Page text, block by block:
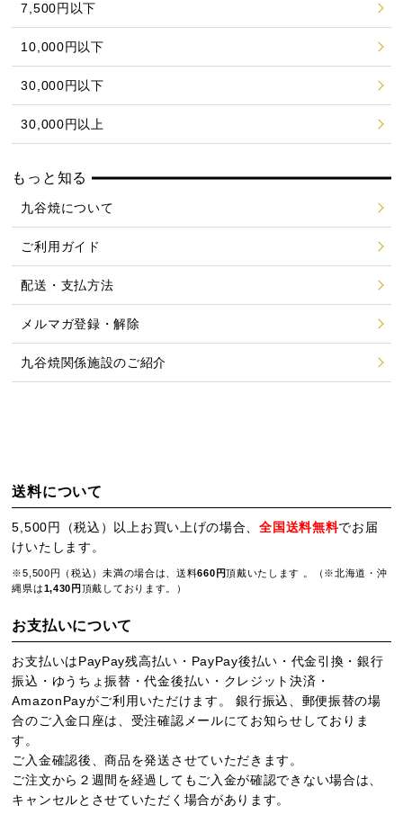
7,500円以下
10,000円以下
30,000円以下
30,000円以上
もっと知る
九谷焼について
ご利用ガイド
配送・支払方法
メルマガ登録・解除
九谷焼関係施設のご紹介
送料について
5,500円（税込）以上お買い上げの場合、全国送料無料でお届
けいたします。
※5,500円（税込）未満の場合は、送料660円頂戴いたします 。（※北海道・沖
縄県は1,430円 頂戴しております。）
お支払いについて
お支払いはPayPay残高払い・PayPay後払い・代金引換・銀行
振込・ゆうちょ振替・代金後払い・クレジット決済・
AmazonPayがご利用いただけます。 銀行振込、郵便振替の場
合のご入金口座は、受注確認メールにてお知らせしておりま
す。
ご入金確認後、商品を発送させていただきます。
ご注文から２週間を経過してもご入金が確認できない場合は、
キャンセルとさせていただく場合があります。